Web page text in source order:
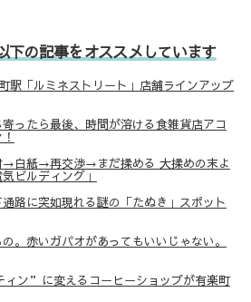
下の記事をオススメしています
駅「ルミネストリート」店舗ラインアップ
寄ったら最後、時間が溶ける食雑貨店アコ
白紙→再交渉→まだ揉める 大揉めの末よ
ビルディング」
路に突如現れる謎の「たぬき」スポット
。赤いガパオがあってもいいじゃない。
ン”に変えるコーヒーショップが有楽町